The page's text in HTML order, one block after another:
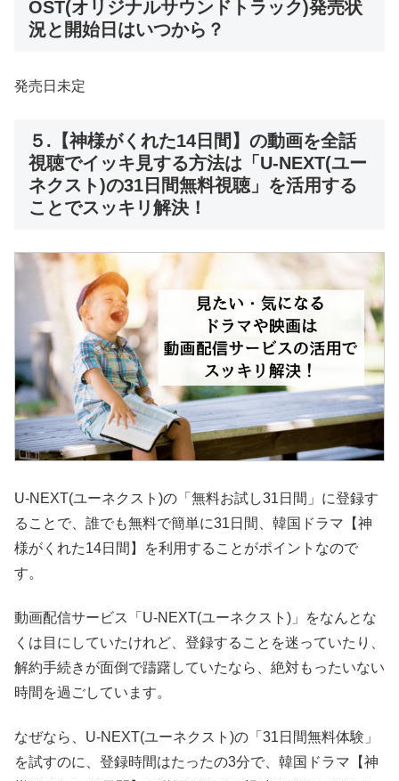
OST(オリジナルサウンドトラック)発売状
況と開始日はいつから？
発売日未定
５.【神様がくれた14日間】の動画を全話
視聴でイッキ見する方法は「U-NEXT(ユー
ネクスト)の31日間無料視聴」を活用する
ことでスッキリ解決！
U-NEXT(ユーネクスト)の「無料お試し31日間」に登録す
ることで、誰でも無料で簡単に31日間、韓国ドラマ【神
様がくれた14日間】を利用することがポイントなので
す。
動画配信サービス「U-NEXT(ユーネクスト)」をなんとな
くは目にしていたけれど、登録することを迷っていたり、
解約手続きが面倒で躊躇していたなら、絶対もったいない
時間を過ごしています。
なぜなら、U-NEXT(ユーネクスト)の「31日間無料体験」
を試すのに、登録時間はたったの3分で、韓国ドラマ【神